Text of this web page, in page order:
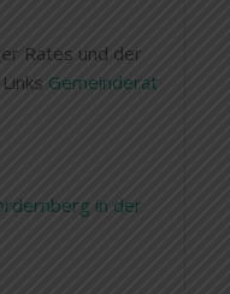
Rates und der
Gemeinderat
in der